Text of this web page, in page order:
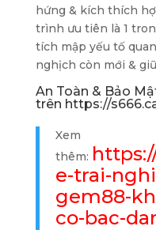
hứng & kích thích
trình ưu tiên là 1
tích mập yếu tố
nghịch còn mới &
An Toàn & Bảo
trên https://
Xem
thêm:
e-trai-
gem88-
co-bac-